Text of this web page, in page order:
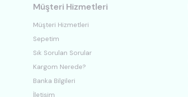
Müşteri Hizmetleri
Müşteri Hizmetleri
Sepetim
Sık Sorulan Sorular
Kargom Nerede?
Banka Bilgileri
İletişim